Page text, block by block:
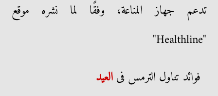
تدعم جهاز المناعة، وفقًا لما نشره موقع
"Healthline"
فوائد تناول الترمس فىالعيد